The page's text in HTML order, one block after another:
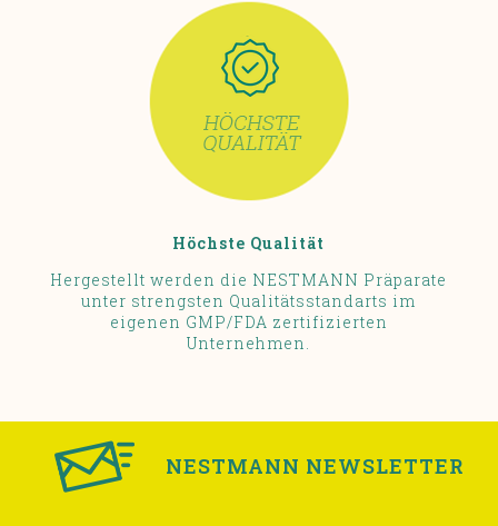
Höchste Qualität
Hergestellt werden die NESTMANN Präparate
unter strengsten Qualitätsstandarts im
eigenen GMP/FDA zertifizierten
Unternehmen.
NESTMANN NEWSLETTER